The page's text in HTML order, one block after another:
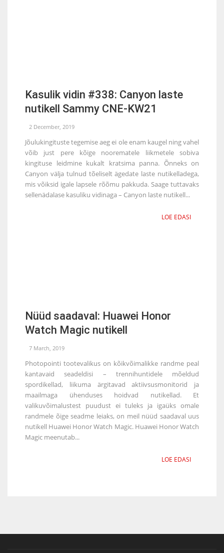
Kasulik vidin #338: Canyon laste
nutikell Sammy CNE-KW21
2 December, 2019
Jõulukingituste tegemise aeg ei ole enam kaugel ning vahel
võib just pere kõige noorematele liikmetele sobiva
kingituse leidmine kukalt kratsima panna. Õnneks on
Canyon välja tulnud tõeliselt ägedate laste nutikelladega,
mis võiksid igale lapsele rõõmu pakkuda. Saage tuttavaks
sellenädalase kasuliku vidinaga – Canyon laste nutikell...
LOE EDASI
Nüüd saadaval: Huawei Honor
Watch Magic nutikell
7 March, 2019
Photopointi tootevalikus on kõikvõimalikke randme peal
kantavaid seadeldisi – trennihuntidele mõeldud
spordikellad, liikuma ärgitavad aktiivsusmonitorid ja
maailmaga ühenduses hoidvad nutikellad. Et
valikuvõimalustest puudust ei tuleks ja igaüks omale
randmele õige seadme leiaks, on meil nüüd saadaval uus
nutikell Huawei Honor Watch Magic. Huawei Honor Watch
Magic meenutab...
LOE EDASI